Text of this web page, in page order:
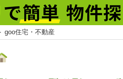
goo住宅・不動産